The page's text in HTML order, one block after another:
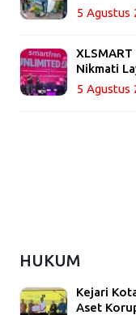
5 Agustus
Nikmati
5 Agustus
HUKUM
Kejari
Aset